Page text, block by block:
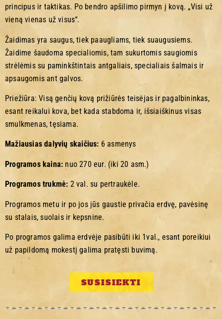
principus ir taktikas. Po bendro apšilimo pirmyn į kovą. „Visi už
vieną vienas už visus“.
Žaidimas yra saugus, tiek paaugliams, tiek suaugusiems.
Žaidime šaudoma specialiomis, tam sukurtomis saugiomis
strėlėmis su paminkštintais antgaliais, specialiais šalmais ir
apsaugomis ant galvos.
Priežiūra: Visą genčių kovą prižiūrės teisėjas ir pagalbininkas,
esant reikalui kova, bet kada stabdoma ir, išsiaiškinus visas
smulkmenas, tęsiama.
Mažiausias dalyvių skaičius: 6 asmenys
Programos kaina: nuo 270 eur. (iki 20 asm.)
Programos trukmė:2 val. su pertraukėle.
Programos metu ir po jos jūs gaustie privačia erdvę, pavėsinę
su stalais, suolais ir kepsnine.
Po programos galima erdvėje pasibūti iki 1val., esant poreikiui
už papildomą mokestį galima pratęsti buvimą.
SUSISIEKTI